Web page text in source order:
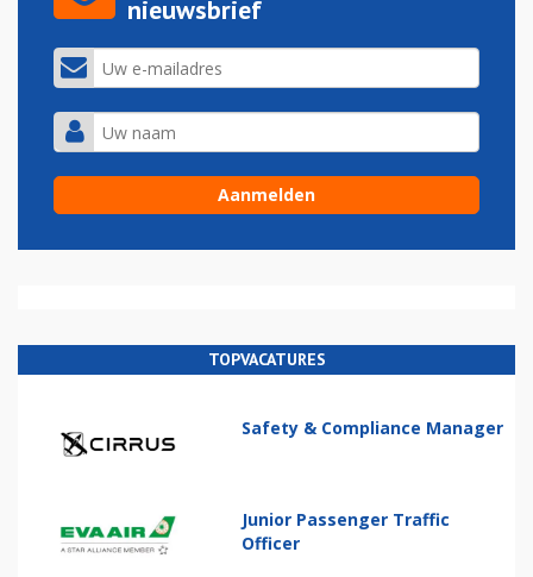
nieuwsbrief
TOPVACATURES
Safety & Compliance Manager
Junior Passenger Traffic
Officer